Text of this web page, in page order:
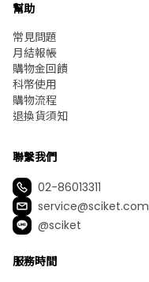
幫助
常見問題
月結報帳
購物金回饋
科幣使用
購物流程
退換貨須知
聯繫我們
02-86013311
service@sciket.com
@sciket
服務時間